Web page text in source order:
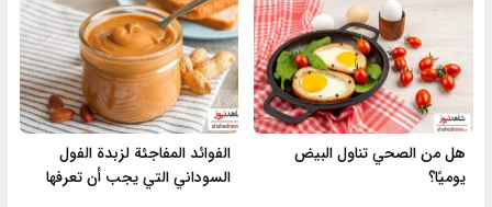
هل من الصحي تناول البيض
يوميًا؟
الفوائد المفاجئة لزبدة الفول
السوداني التي يجب أن تعرفها